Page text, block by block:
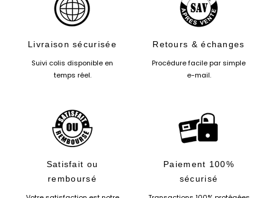
Livraison sécurisée
Suivi colis disponible en
temps réel.
Retours & échanges
Procédure facile par simple
e-mail.
Satisfait ou
remboursé
Paiement 100%
sécurisé